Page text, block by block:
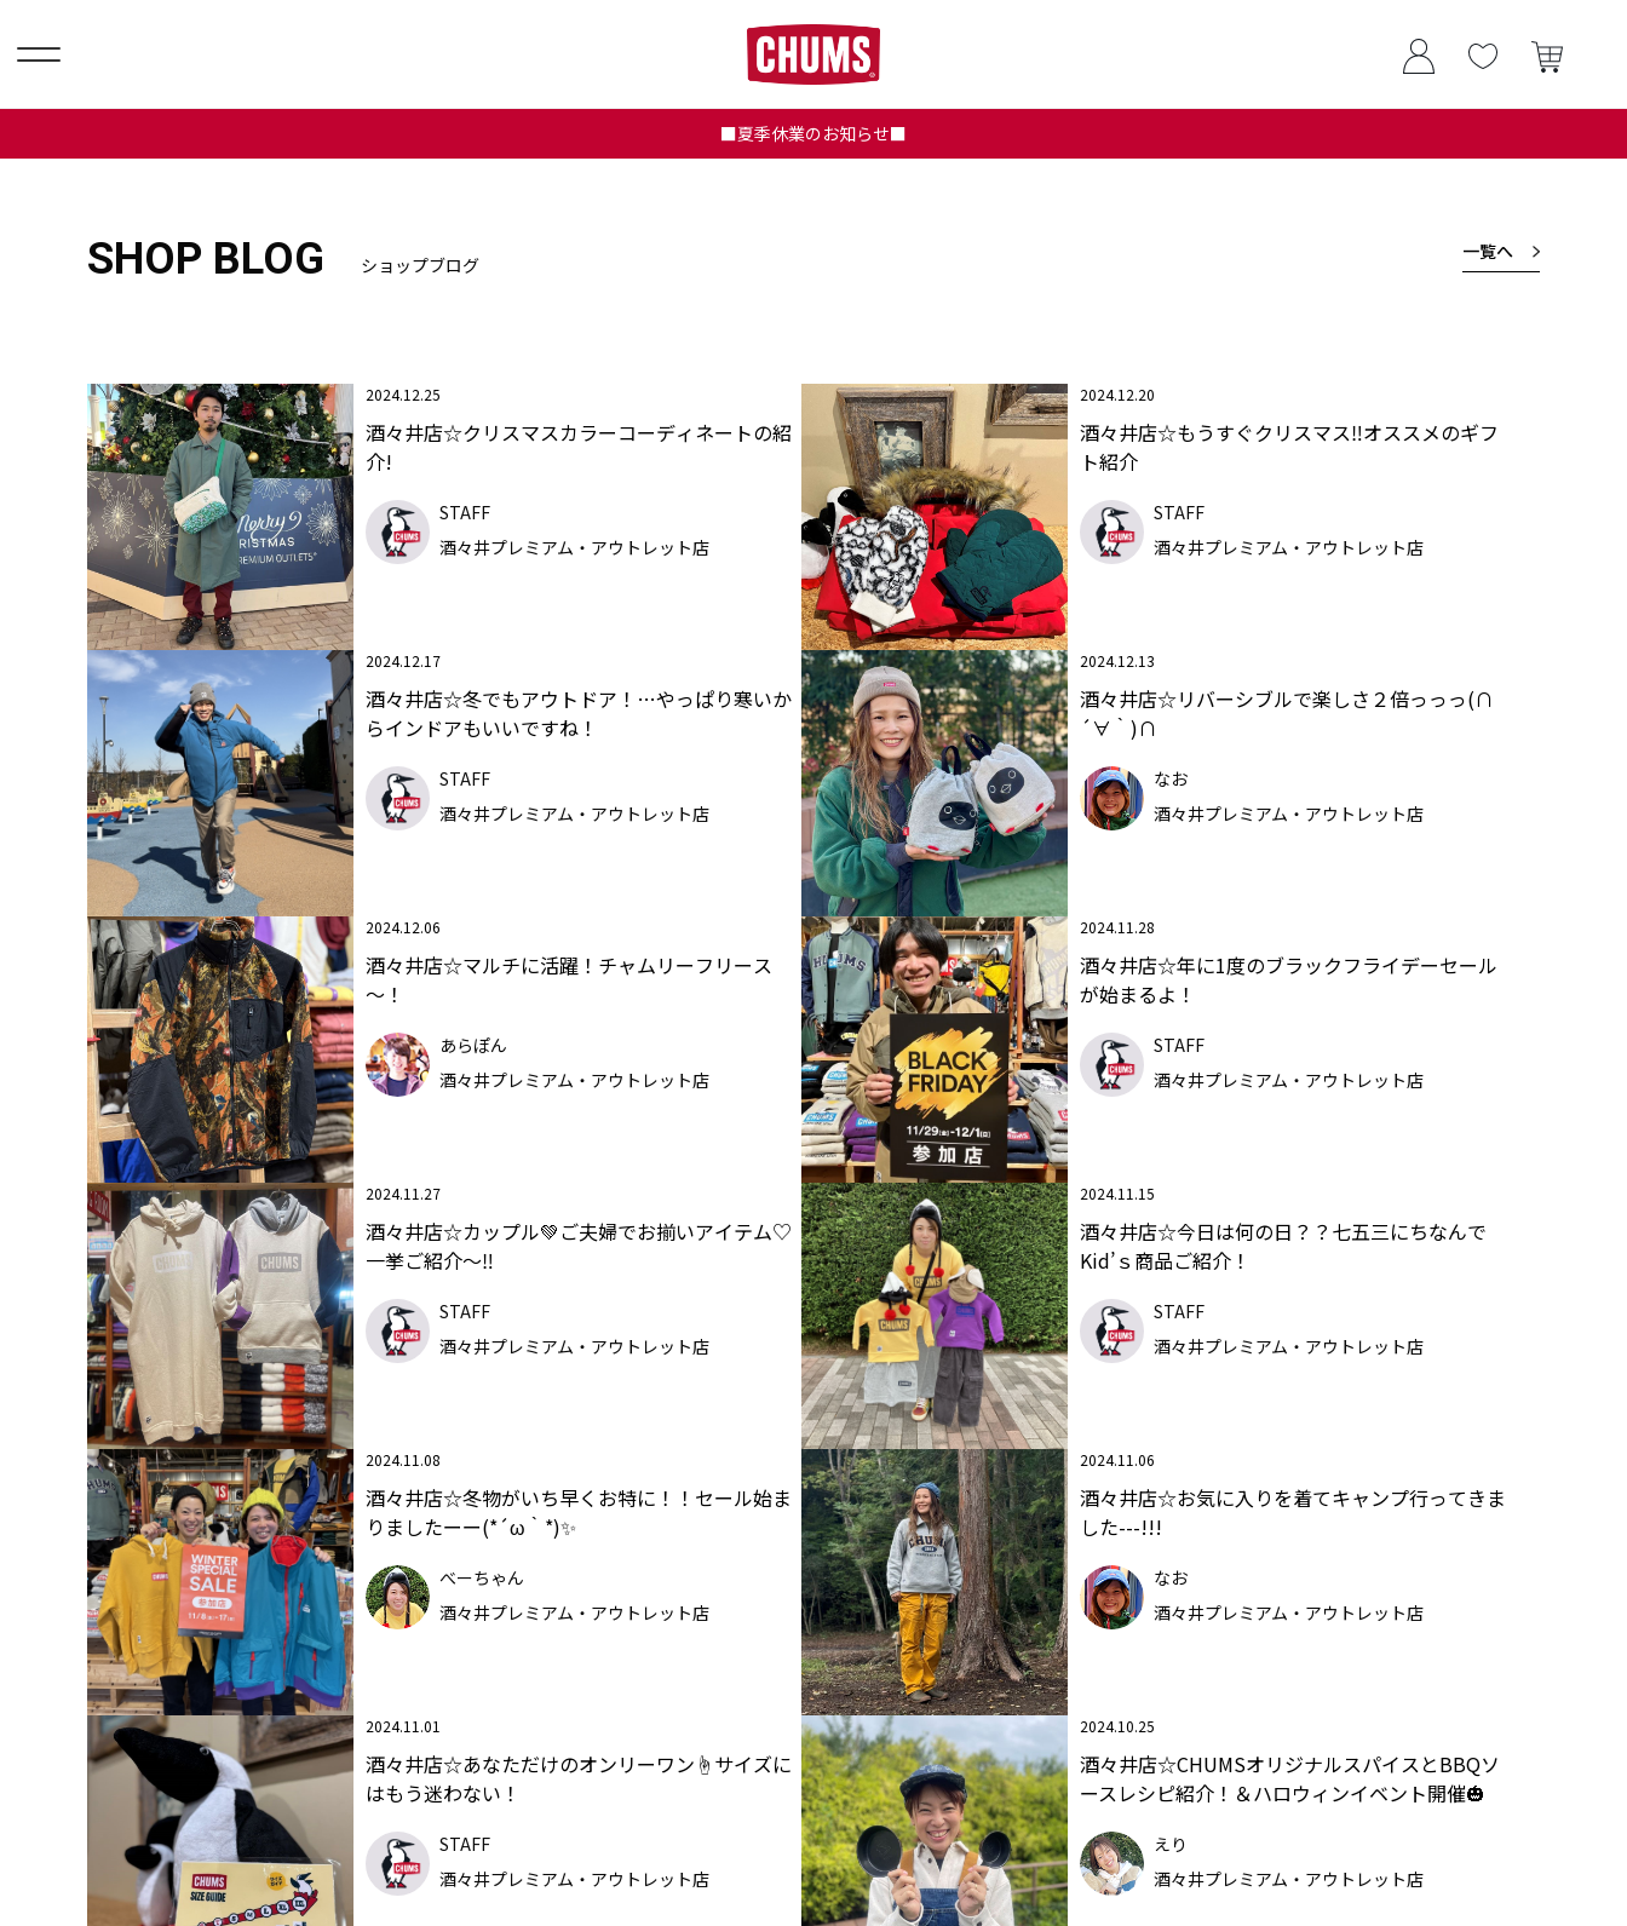
■夏季休業のお知らせ■
SHOP BLOG ショップブログ
一覧へ
2024.12.25
酒々井店☆クリスマスカラーコーディネートの紹
介!
STAFF
酒々井プレミアム・アウトレット店
2024.12.20
酒々井店☆もうすぐクリスマス‼オススメのギフ
ト紹介
STAFF
酒々井プレミアム・アウトレット店
2024.12.17
酒々井店☆冬でもアウトドア！…やっぱり寒いか
らインドアもいいですね！
STAFF
酒々井プレミアム・アウトレット店
2024.12.13
酒々井店☆リバーシブルで楽しさ２倍っっっ(∩
´∀｀)∩
なお
酒々井プレミアム・アウトレット店
2024.12.06
酒々井店☆マルチに活躍！チャムリーフリース
～！
あらぽん
酒々井プレミアム・アウトレット店
2024.11.28
酒々井店☆年に1度のブラックフライデーセール
が始まるよ！
STAFF
酒々井プレミアム・アウトレット店
2024.11.27
酒々井店☆カップル💚ご夫婦でお揃いアイテム♡
一挙ご紹介～‼
STAFF
酒々井プレミアム・アウトレット店
2024.11.15
酒々井店☆今日は何の日？？七五三にちなんで
Kid’ｓ商品ご紹介！
STAFF
酒々井プレミアム・アウトレット店
2024.11.08
酒々井店☆冬物がいち早くお特に！！セール始ま
りましたーー(*´ω｀*)✨
べーちゃん
酒々井プレミアム・アウトレット店
2024.11.06
酒々井店☆お気に入りを着てキャンプ行ってきま
した---!!!
なお
酒々井プレミアム・アウトレット店
2024.11.01
酒々井店☆あなただけのオンリーワン☝️サイズに
はもう迷わない！
STAFF
酒々井プレミアム・アウトレット店
2024.10.25
酒々井店☆CHUMSオリジナルスパイスとBBQソ
ースレシピ紹介！＆ハロウィンイベント開催🎃
えり
酒々井プレミアム・アウトレット店